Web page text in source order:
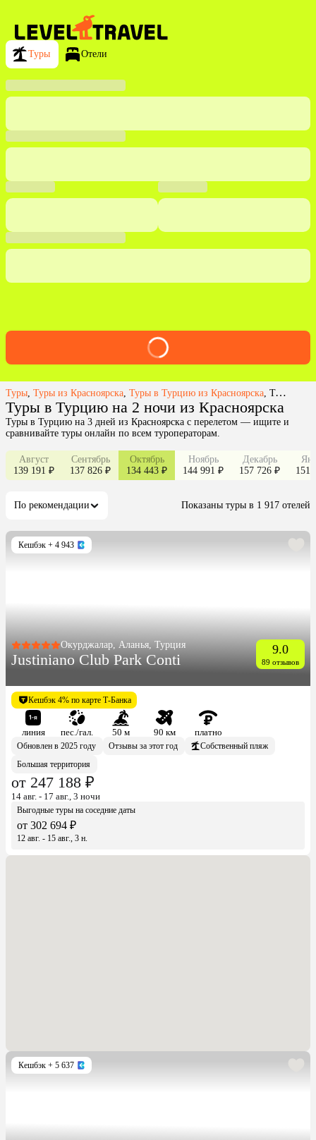
Туры Отели
Туры Туры из Красноярска Туры в Турцию из Красноярска Туры в Турцию на 2 ночи из Красноярска
Туры в Турцию на 2 ночи из Красноярска
Туры в Турцию на 3 дней из Красноярска с перелетом — ищите и
сравнивайте туры онлайн по всем туроператорам.
Август
139 191 ₽
Сентябрь
137 826 ₽
Октябрь
134 443 ₽
Ноябрь
144 991 ₽
Декабрь
157 726 ₽
151
По рекомендации Показаны туры в 1 917 отелей
Кешбэк + 4 943
Окурджалар, Аланья, Турция
Justiniano Club Park Conti
9.0
89 отзывов
Кешбэк 4% по карте Т-Банка
линия пес./гал. 50 м 90 км
платно
Обновлен в 2025 году
Отзывы за этот год
Собственный пляж
Большая территория
от 247 188 ₽
14 авг. - 17 авг., 3 ночи
Выгодные туры на соседние даты
от 302 694 ₽
12 авг. - 15 авг., 3 н.
Кешбэк + 5 637